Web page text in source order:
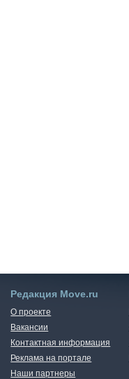
Редакция Move.ru
О проекте
Вакансии
Контактная информация
Реклама на портале
Наши партнеры